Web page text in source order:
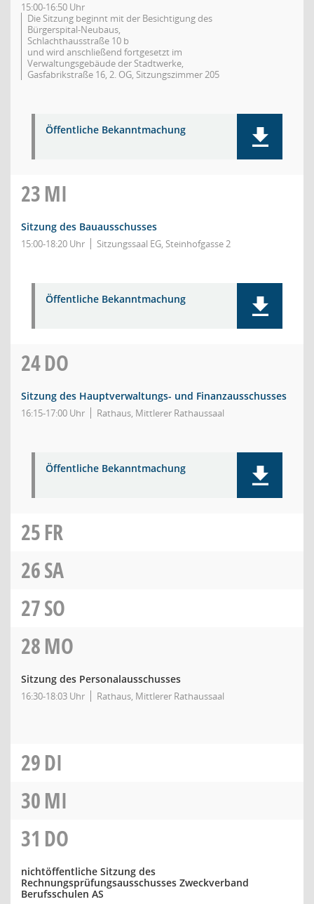
15:00-16:50 Uhr
Die Sitzung beginnt mit der Besichtigung des
Bürgerspital-Neubaus,
Schlachthausstraße 10 b
und wird anschließend fortgesetzt im
Verwaltungsgebäude der Stadtwerke,
Gasfabrikstraße 16, 2. OG, Sitzungszimmer 205
Öffentliche Bekanntmachung
23MI
Sitzung des Bauausschusses
15:00-18:20 Uhr Sitzungssaal EG, Steinhofgasse 2
Öffentliche Bekanntmachung
24DO
Sitzung des Hauptverwaltungs- und Finanzausschusses
16:15-17:00 Uhr Rathaus, Mittlerer Rathaussaal
Öffentliche Bekanntmachung
25FR
26SA
27SO
28MO
Sitzung des Personalausschusses
16:30-18:03 Uhr Rathaus, Mittlerer Rathaussaal
29DI
30MI
31 DO
nichtöffentliche Sitzung des
Rechnungsprüfungsausschusses Zweckverband
Berufsschulen AS